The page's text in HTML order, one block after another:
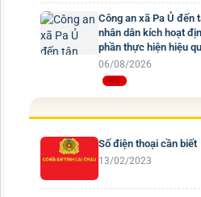
Công an xã Pa Ủ đến
nhân dân kích hoạt
phần thực hiện hiệu
06/08/2026
Số điện thoại cần biết
13/02/2023